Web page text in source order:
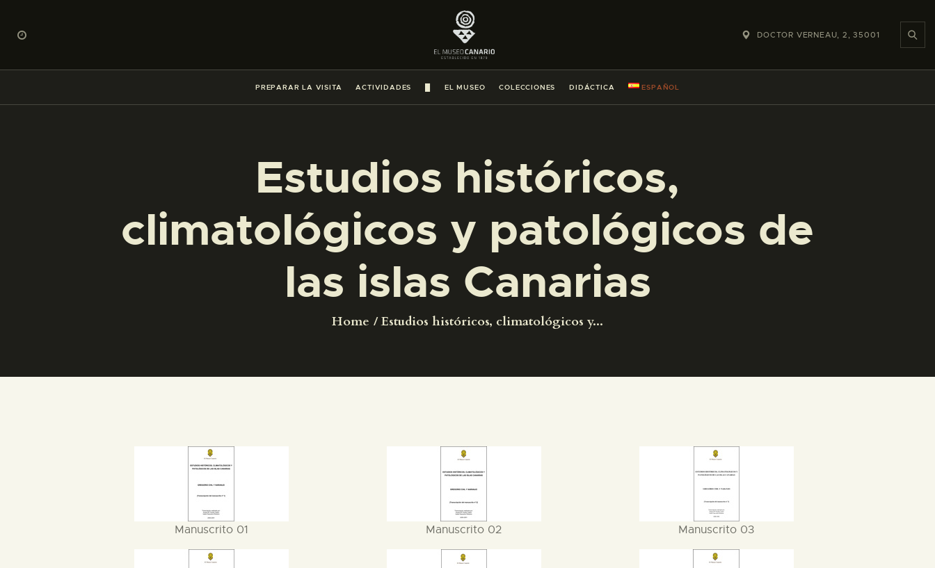
DOCTOR VERNEAU, 2, 35001
PREPARAR LA VISITA ACTIVIDADES EL MUSEO COLECCIONES DIDÁCTICA ESPAÑOL
Estudios históricos,
climatológicos y patológicos de
las islas Canarias
Home Estudios históricos, climatológicos y...
PREPARAR LA VISITA
ACTIVIDADES
█
COLECCIONES
DIDÁCTICA
ESPAÑOL
PREPARAR LA VISITA
ACTIVIDADES
Manuscrito 01 Manuscrito 02 Manuscrito 03